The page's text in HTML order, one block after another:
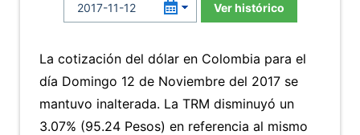
Ver histórico
La cotización del dólar en Colombia para el
día Domingo 12 de Noviembre del 2017 se
mantuvo inalterada. La TRM disminuyó un
3.07% (95.24 Pesos) en referencia al mismo